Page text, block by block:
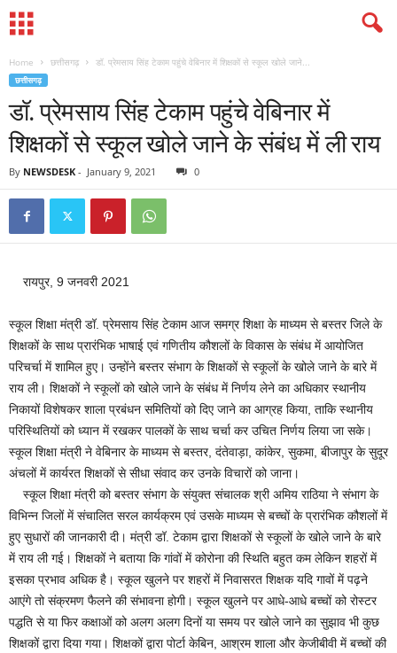
Home छत्तीसगढ़ डॉ. प्रेमसाय सिंह टेकाम पहुंचे वेबिनार में शिक्षकों से स्कूल खोले जाने...
छत्तीसगढ़
डॉ. प्रेमसाय सिंह टेकाम पहुंचे वेबिनार में
शिक्षकों से स्कूल खोले जाने के संबंध में ली राय
By NEWSDESK - January 9, 2021 0
रायपुर, 9 जनवरी 2021
स्कूल शिक्षा मंत्री डॉ. प्रेमसाय सिंह टेकाम आज समग्र शिक्षा के माध्यम से बस्तर जिले के
शिक्षकों के साथ प्रारंभिक भाषाई एवं गणितीय कौशलों के विकास के संबंध में आयोजित
परिचर्चा में शामिल हुए। उन्होंने बस्तर संभाग के शिक्षकों से स्कूलों के खोले जाने के बारे में
राय ली। शिक्षकों ने स्कूलों को खोले जाने के संबंध में निर्णय लेने का अधिकार स्थानीय
निकायों विशेषकर शाला प्रबंधन समितियों को दिए जाने का आग्रह किया, ताकि स्थानीय
परिस्थितियों को ध्यान में रखकर पालकों के साथ चर्चा कर उचित निर्णय लिया जा सके।
स्कूल शिक्षा मंत्री ने वेबिनार के माध्यम से बस्तर, दंतेवाड़ा, कांकेर, सुकमा, बीजापुर के सुदूर
अंचलों में कार्यरत शिक्षकों से सीधा संवाद कर उनके विचारों को जाना।
स्कूल शिक्षा मंत्री को बस्तर संभाग के संयुक्त संचालक श्री अमिय राठिया ने संभाग के
विभिन्न जिलों में संचालित सरल कार्यक्रम एवं उसके माध्यम से बच्चों के प्रारंभिक कौशलों में
हुए सुधारों की जानकारी दी। मंत्री डॉ. टेकाम द्वारा शिक्षकों से स्कूलों के खोले जाने के बारे
में राय ली गई। शिक्षकों ने बताया कि गांवों में कोरोना की स्थिति बहुत कम लेकिन शहरों में
इसका प्रभाव अधिक है। स्कूल खुलने पर शहरों में निवासरत शिक्षक यदि गावों में पढ़ने
आएंगे तो संक्रमण फैलने की संभावना होगी। स्कूल खुलने पर आधे-आधे बच्चों को रोस्टर
पद्धति से या फिर कक्षाओं को अलग अलग दिनों या समय पर खोले जाने का सुझाव भी कुछ
शिक्षकों द्वारा दिया गया। शिक्षकों द्वारा पोर्टा केबिन, आश्रम शाला और केजीबीवी में बच्चों की